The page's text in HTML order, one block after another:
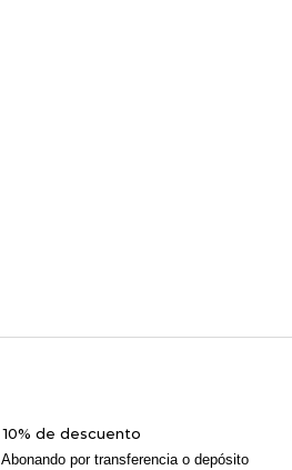
10% de descuento
Abonando por transferencia o depósito